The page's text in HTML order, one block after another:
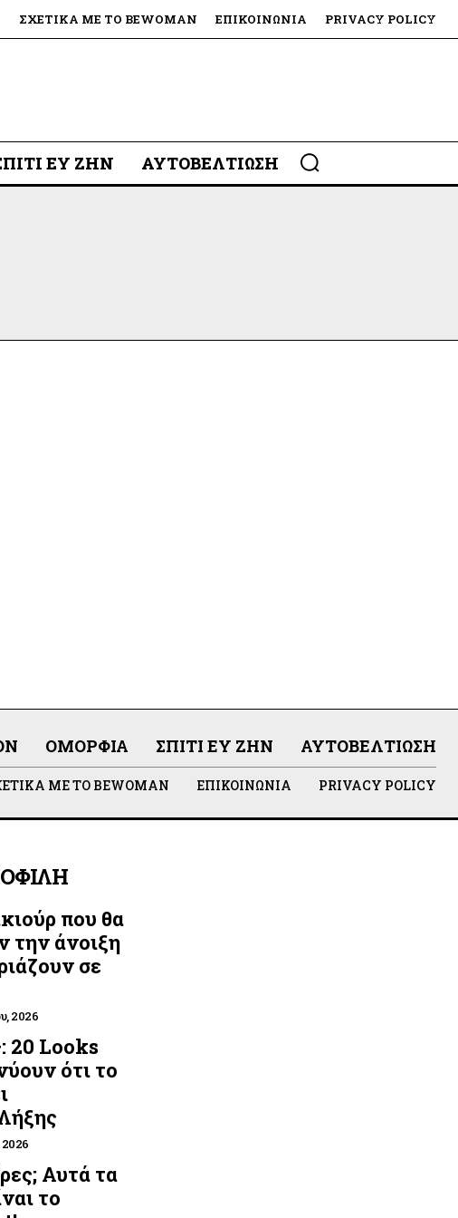
ΣΧΕΤΙΚΆ ΜΕ ΤΟ BEWOMAN ΕΠΙΚΟΙΝΩΝΊΑ PRIVACY POLICY
ΕΥ ΖΗΝ ΑΥΤΟΒΕΛΤΊΩΣΗ
ΟΜΟΡΦΙΆ ΣΠΊΤΙ ΕΥ ΖΗΝ ΑΥΤΟΒΕΛΤΊΩΣΗ
ΜΕ ΤΟ BEWOMAN ΕΠΙΚΟΙΝΩΝΊΑ PRIVACY POLICY
που θα
την άνοιξη
σε
2026
20 Looks
ότι το
2026
Αυτά τα
το